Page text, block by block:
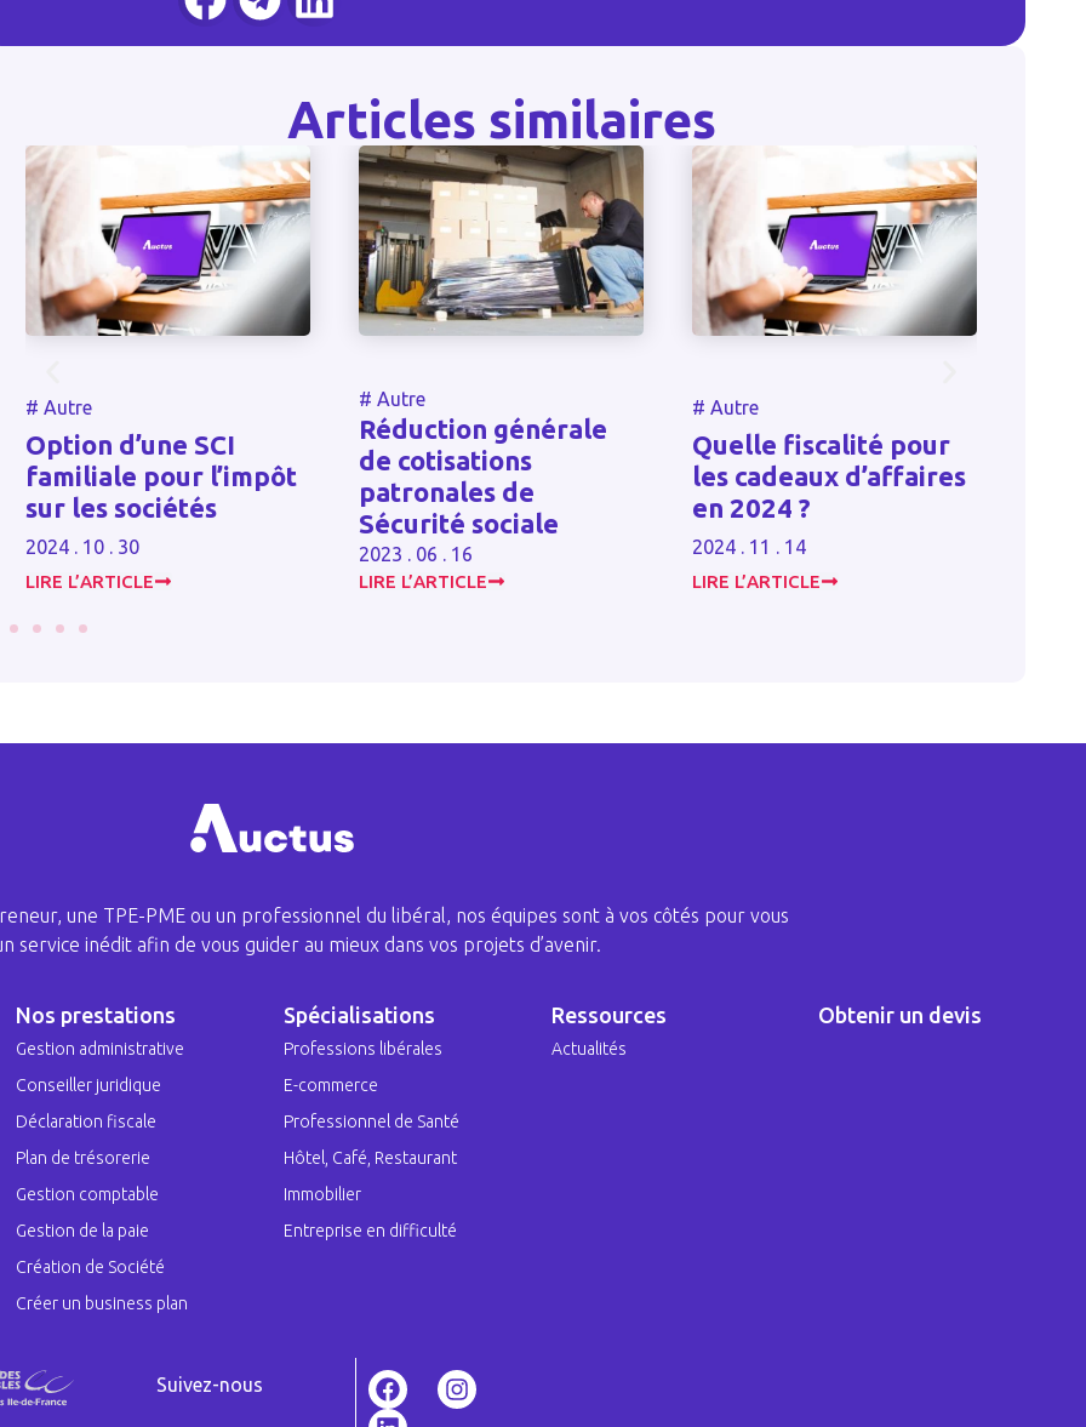
Articles similaires
# Autre
Option d’une SCI
familiale pour l’impôt
sur les sociétés
2024 . 10 . 30
LIRE L’ARTICLE
# Autre
Réduction générale
de cotisations
patronales de
Sécurité sociale
2023 . 06 . 16
LIRE L’ARTICLE
# Autre
Quelle fiscalité pour
les cadeaux d’affaires
en 2024 ?
2024 . 11 . 14
LIRE L’ARTICLE
une TPE-PME ou un professionnel du libéral, nos équipes sont à vos côtés pour vous
service inédit afin de vous guider au mieux dans vos projets d’avenir.
Nos prestations
Gestion administrative
Conseiller juridique
Déclaration fiscale
Plan de trésorerie
Gestion comptable
Gestion de la paie
Création de Société
Créer un business plan
Spécialisations
Professions libérales
E-commerce
Professionnel de Santé
Hôtel, Café, Restaurant
Immobilier
Entreprise en difficulté
Ressources
Actualités
Obtenir un devis
Suivez-nous